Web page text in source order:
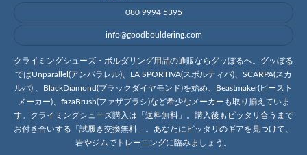
080 9994 5395
info@goodbouldering.com
クライミングシューズ・ボルダリング用品の通販ならグッぼるへ。グッぼる
ではUnparallel(アンパラレル)、LA SPORTIVA(スポルティバ)、SCARPA(スカ
ルパ) 、BlackDiamond(ブラックダイヤモンド)を始め、Beastmaker(ビースト
メーカー)、fazaBrush(ファザブラシ)など希少なメーカーも取り揃えていま
す。クライミングシューズ購入は「送料無料」。購入後もピッタリ合うまで
お付き合いする「試履き交換無料」。あなたにピッタリのギアを見つけて、
岩やジムでトレーニングに臨みましょう。